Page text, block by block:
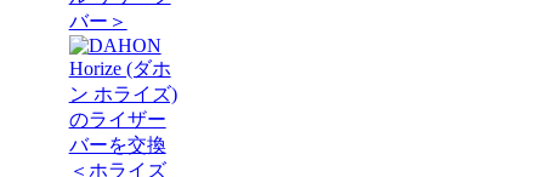
バー＞